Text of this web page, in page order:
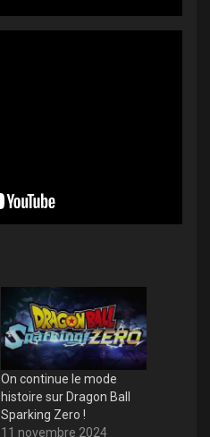
On continue le mode
histoire sur Dragon Ball
Sparking Zero !
11 novembre 2024